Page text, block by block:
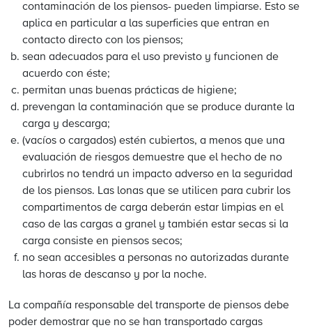
contaminación de los piensos- pueden limpiarse. Esto se
aplica en particular a las superficies que entran en
contacto directo con los piensos;
sean adecuados para el uso previsto y funcionen de
acuerdo con éste;
permitan unas buenas prácticas de higiene;
prevengan la contaminación que se produce durante la
carga y descarga;
(vacíos o cargados) estén cubiertos, a menos que una
evaluación de riesgos demuestre que el hecho de no
cubrirlos no tendrá un impacto adverso en la seguridad
de los piensos. Las lonas que se utilicen para cubrir los
compartimentos de carga deberán estar limpias en el
caso de las cargas a granel y también estar secas si la
carga consiste en piensos secos;
no sean accesibles a personas no autorizadas durante
las horas de descanso y por la noche.
La compañía responsable del transporte de piensos debe
poder demostrar que no se han transportado cargas